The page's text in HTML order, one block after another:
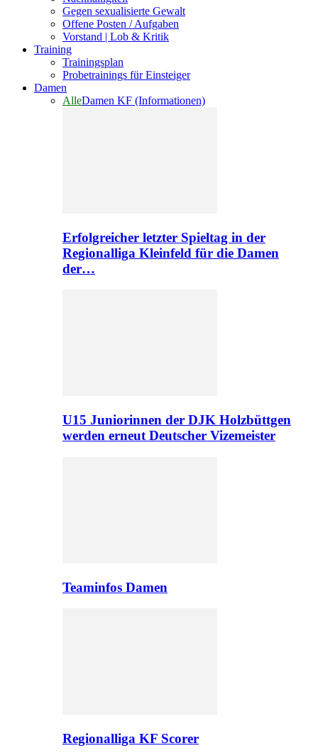
Gegen sexualisierte Gewalt
Offene Posten / Aufgaben
Vorstand | Lob & Kritik
Training
Trainingsplan
Probetrainings für Einsteiger
Damen
AlleDamen KF (Informationen)
Erfolgreicher letzter Spieltag in der
Regionalliga Kleinfeld für die Damen
der…
U15 Juniorinnen der DJK Holzbüttgen
werden erneut Deutscher Vizemeister
Teaminfos Damen
Regionalliga KF Scorer